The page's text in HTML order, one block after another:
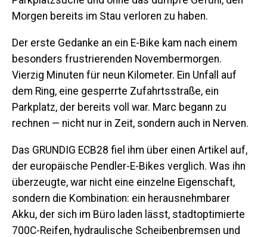
Morgen bereits im Stau verloren zu haben.
Der erste Gedanke an ein E-Bike kam nach einem
besonders frustrierenden Novembermorgen.
Vierzig Minuten für neun Kilometer. Ein Unfall auf
dem Ring, eine gesperrte Zufahrtsstraße, ein
Parkplatz, der bereits voll war. Marc begann zu
rechnen — nicht nur in Zeit, sondern auch in Nerven.
Das GRUNDIG ECB28 fiel ihm über einen Artikel auf,
der europäische Pendler-E-Bikes verglich. Was ihn
überzeugte, war nicht eine einzelne Eigenschaft,
sondern die Kombination: ein herausnehmbarer
Akku, der sich im Büro laden lässt, stadtoptimierte
700C-Reifen, hydraulische Scheibenbremsen und